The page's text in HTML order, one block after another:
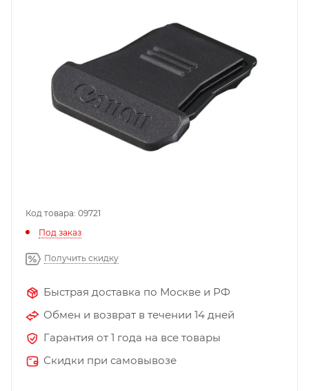
Код товара: 09721
Под заказ
Получить скидку
Быстрая доставка по Москве и РФ
Обмен и возврат в течении 14 дней
Гарантия от 1 года на все товары
Скидки при самовывозе